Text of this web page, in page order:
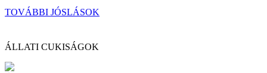
TOVÁBBI JÓSLÁSOK
ÁLLATI CUKISÁGOK